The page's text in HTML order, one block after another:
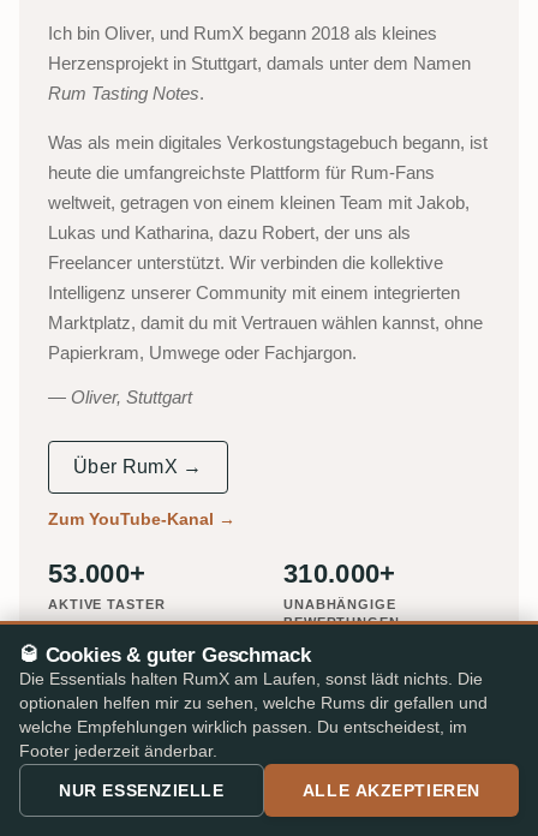
Ich bin Oliver, und RumX begann 2018 als kleines
Herzensprojekt in Stuttgart, damals unter dem Namen
Rum Tasting Notes.
Was als mein digitales Verkostungstagebuch begann, ist
heute die umfangreichste Plattform für Rum-Fans
weltweit, getragen von einem kleinen Team mit Jakob,
Lukas und Katharina, dazu Robert, der uns als
Freelancer unterstützt. Wir verbinden die kollektive
Intelligenz unserer Community mit einem integrierten
Marktplatz, damit du mit Vertrauen wählen kannst, ohne
Papierkram, Umwege oder Fachjargon.
Oliver, Stuttgart
Über RumX →
Zum YouTube-Kanal →
53.000+
AKTIVE TASTER
310.000+
UNABHÄNGIGE
BEWERTUNGEN
25.000+
RUMS IM KATALOG
★ 4,8/5
iOS & Android App
BEKANNT AUS
🥃 Cookies & guter Geschmack
Die Essentials halten RumX am Laufen, sonst lädt nichts. Die
optionalen helfen mir zu sehen, welche Rums dir gefallen und
welche Empfehlungen wirklich passen. Du entscheidest, im
Footer jederzeit änderbar.
NUR ESSENZIELLE ALLE AKZEPTIEREN